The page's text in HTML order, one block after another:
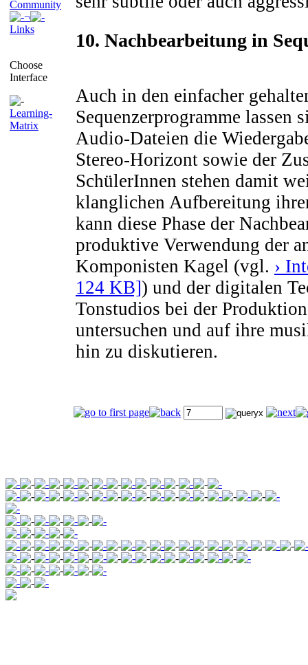
Community
¬
Links
Choose
Interface
Learning-
Matrix
10. Nachbearbeitung in
Auch in den einfacher
Sequenzerprogramme lassen
Audio-Dateien die
Stereo-Horizont sowie der
SchülerInnen stehen damit
klanglichen Aufbereitung
kann diese Phase der
produktive Verwendung der
Komponisten Kagel (vgl. ›
124 KB]) und der digitalen
Tonstudios bei der
untersuchen und auf ihre
hin zu diskutieren.